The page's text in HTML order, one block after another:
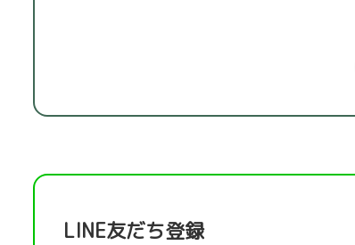
LINE友だち登録